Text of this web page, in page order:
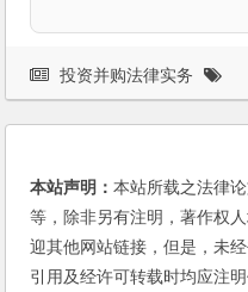
投资并购法律实务
本站声明：本站所载之法律
等，除非另有注明，著作权
迎其他网站链接，但是，未
引用及经许可转载时均应注